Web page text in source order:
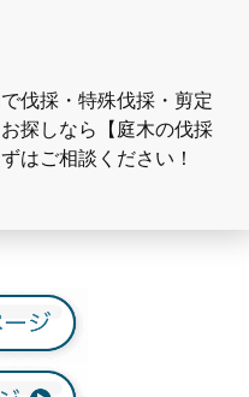
伐採・特殊伐採・剪定
探しなら【庭木の伐採
はご相談ください！